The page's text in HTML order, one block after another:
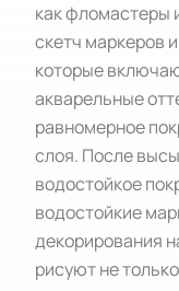
как фломастеры
скетч маркеров
которые
акварельные
равномерное
слоя. После
водостойкое
водостойкие
декорирования
рисуют не